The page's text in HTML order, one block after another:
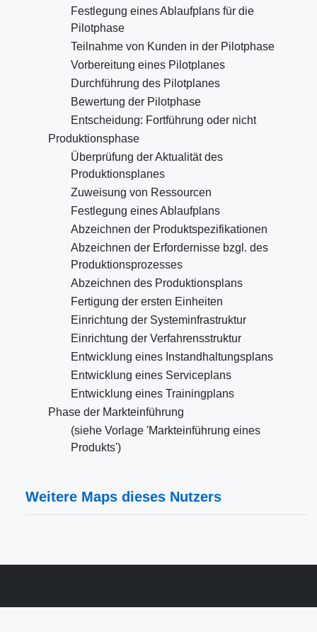
Festlegung eines Ablaufplans für die
Pilotphase
Teilnahme von Kunden in der Pilotphase
Vorbereitung eines Pilotplanes
Durchführung des Pilotplanes
Bewertung der Pilotphase
Entscheidung: Fortführung oder nicht
Produktionsphase
Überprüfung der Aktualität des
Produktionsplanes
Zuweisung von Ressourcen
Festlegung eines Ablaufplans
Abzeichnen der Produktspezifikationen
Abzeichnen der Erfordernisse bzgl. des
Produktionsprozesses
Abzeichnen des Produktionsplans
Fertigung der ersten Einheiten
Einrichtung der Systeminfrastruktur
Einrichtung der Verfahrensstruktur
Entwicklung eines Instandhaltungsplans
Entwicklung eines Serviceplans
Entwicklung eines Trainingplans
Phase der Markteinführung
(siehe Vorlage 'Markteinführung eines
Produkts')
Weitere Maps dieses Nutzers